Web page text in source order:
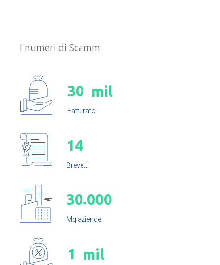
I numeri di Scamm
30 mil
Fatturato
14
Brevetti
30.000
Mq aziende
1 mil